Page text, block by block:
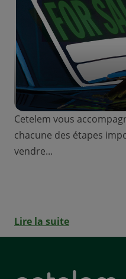
Cetelem vous
chacune des étapes
vendre...
Lire la suite